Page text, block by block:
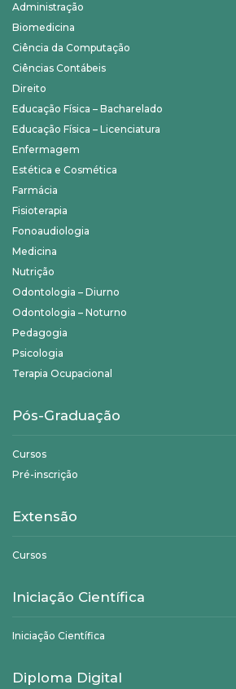
Administração
Biomedicina
Ciência da Computação
Ciências Contábeis
Direito
Educação Física – Bacharelado
Educação Física – Licenciatura
Enfermagem
Estética e Cosmética
Farmácia
Fisioterapia
Fonoaudiologia
Medicina
Nutrição
Odontologia – Diurno
Odontologia – Noturno
Pedagogia
Psicologia
Terapia Ocupacional
Pós-Graduação
Cursos
Pré-inscrição
Extensão
Cursos
Iniciação Científica
Iniciação Científica
Diploma Digital